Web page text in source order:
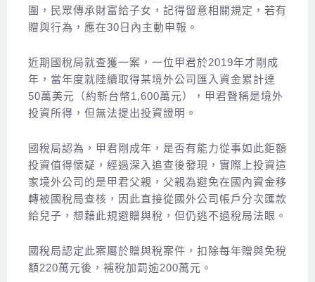
圍，民眾傳承財富給子女，記得留意相關規定，若有
贈與行為，應在30日內主動申報。
近期國稅局就查獲一案，一位甲君於2019年才剛成
年，當年度就陸續取得某境外公司匯入資金累計達
50萬美元（約新台幣1,600萬元），甲君聲稱是境外
投資所得，但無法提出投資證明。
國稅局認為，甲君剛成年，是否有能力從事如此鉅額
投資值得懷疑，經過深入追查後發現，實際上投資這
家境外公司的是甲君父親，父親為避免在國內資金移
轉被國稅局查核，因此直接從國外公司帳戶分次匯款
給兒子，想藉此規避贈與稅，但仍逃不過稅局法眼。
國稅局認定此案屬於贈與稅案件，扣除每年贈與免稅
額220萬元後，補稅加罰逾200萬元。